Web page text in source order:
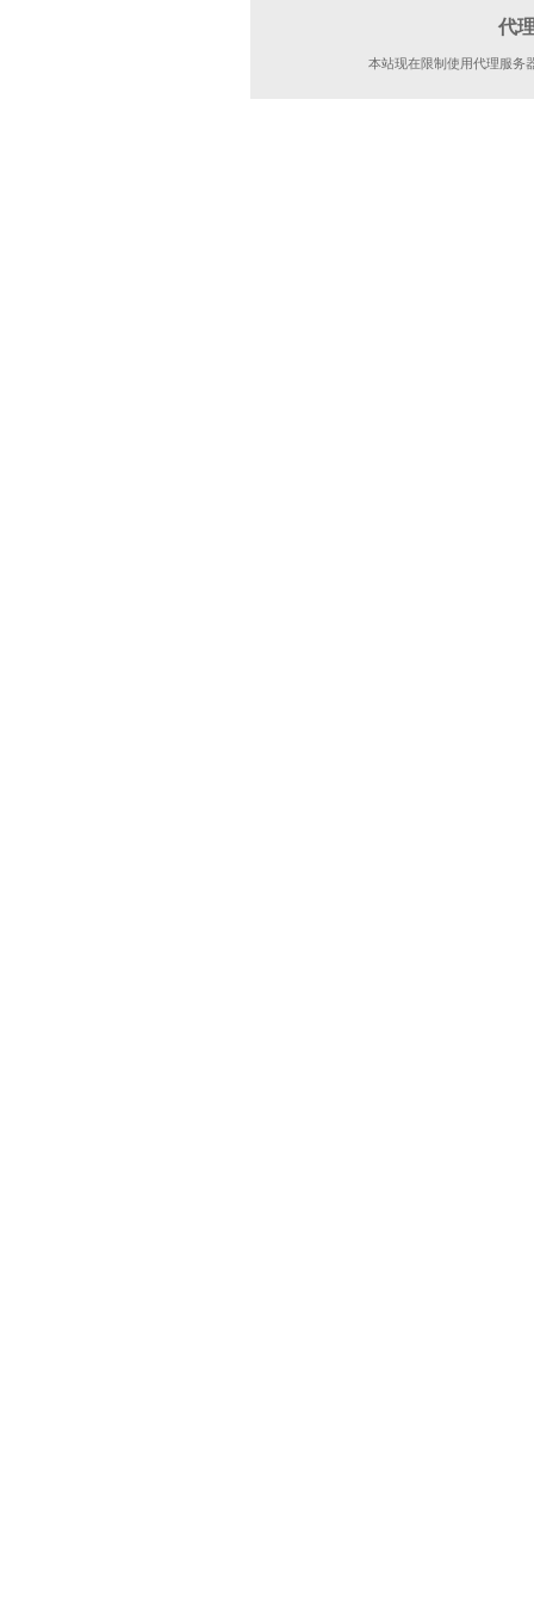
代
本站现在限制使用代理服务